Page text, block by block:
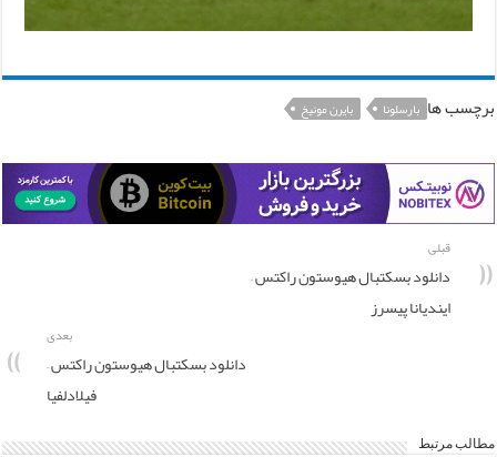
برچسب ها بارسلونا بایرن مونیخ
قبلی
دانلود بسکتبال هیوستون راکتس –
ایندیانا پیسرز
بعدی
دانلود بسکتبال هیوستون راکتس –
فیلادلفیا
مطالب مرتبط